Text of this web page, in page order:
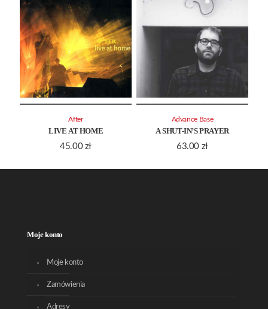
LIVE AT HOME
45.00 zł
After
A SHUT-IN’S PRAYER
63.00 zł
Advance Base
Moje konto
Moje konto
Zamówienia
Adresy